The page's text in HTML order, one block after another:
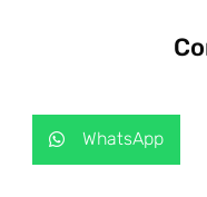
WhatsApp